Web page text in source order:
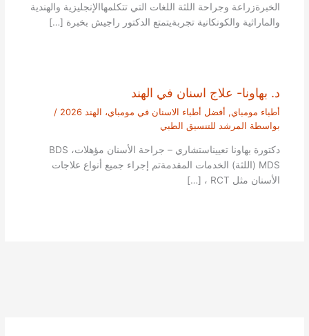
الخبرةزراعة وجراحة اللثة اللغات التي تتكلمهاالإنجليزية والهندية
والماراثية والكونكانية تجربةيتمتع الدكتور راجيش بخبرة […]
د. بهاونا- علاج اسنان في الهند
أطباء مومباي, أفضل أطباء الاسنان في مومباي، الهند 2026
/
بواسطة المرشد للتنسيق الطبي
دكتورة بهاونا تعييناستشاري – جراحة الأسنان مؤهلاتBDS ،
MDS (اللثة) الخدمات المقدمةتم إجراء جميع أنواع علاجات
الأسنان مثل RCT ، […]